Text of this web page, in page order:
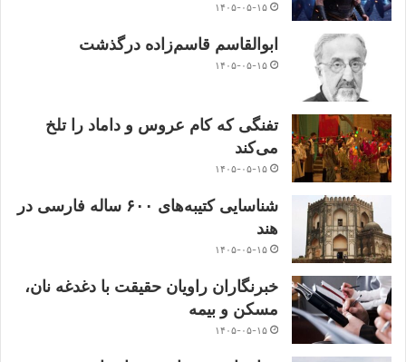
۱۴۰۵-۰۵-۱۵
ابوالقاسم قاسم‌زاده درگذشت
۱۴۰۵-۰۵-۱۵
تفنگی که کام عروس و داماد را تلخ
می‌کند
۱۴۰۵-۰۵-۱۵
شناسایی کتیبه‌های ۶۰۰ ساله فارسی در
هند
۱۴۰۵-۰۵-۱۵
خبرنگاران راویان حقیقت با دغدغه نان،
مسکن و بیمه
۱۴۰۵-۰۵-۱۵